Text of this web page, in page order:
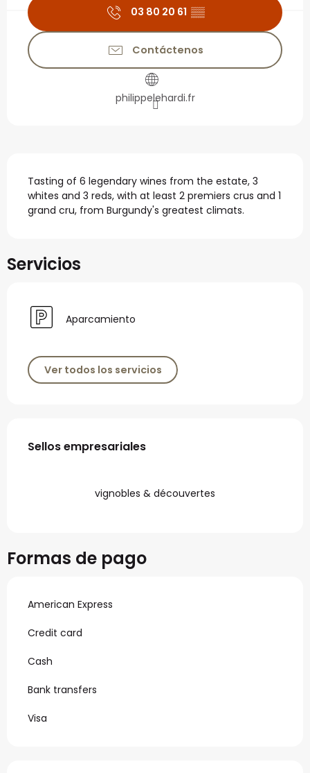
03 80 20 61 ▒▒
Contáctenos
philippelehardi.fr
Descripción
Tasting of 6 legendary wines from the estate, 3
whites and 3 reds, with at least 2 premiers crus and 1
grand cru, from Burgundy's greatest climats.
Servicios
Aparcamiento
Ver todos los servicios
Oferta de prestaciones
Sellos empresariales
Sellos empresariales
vignobles & découvertes
Formas de pago
American Express
Credit card
Cash
Bank transfers
Visa